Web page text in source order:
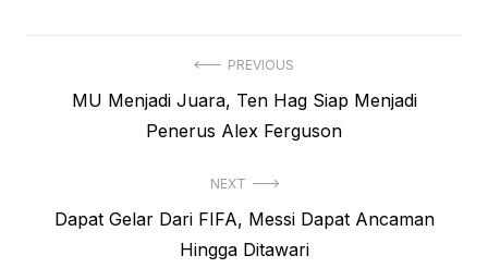
PREVIOUS
PreviousMU Menjadi Juara, Ten Hag Siap Menjadi
Penerus Alex Ferguson
NEXT
Next
Dapat Gelar Dari FIFA, Messi Dapat Ancaman
Hingga Ditawari